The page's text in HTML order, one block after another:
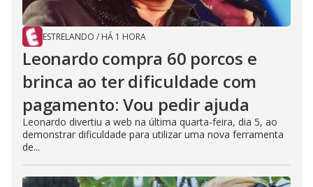
ESTRELANDO / HÁ 1 HORA
Leonardo compra 60 porcos e
brinca ao ter dificuldade com
pagamento: Vou pedir ajuda
Leonardo divertiu a web na última quarta-feira, dia 5, ao
demonstrar dificuldade para utilizar uma nova ferramenta
de...